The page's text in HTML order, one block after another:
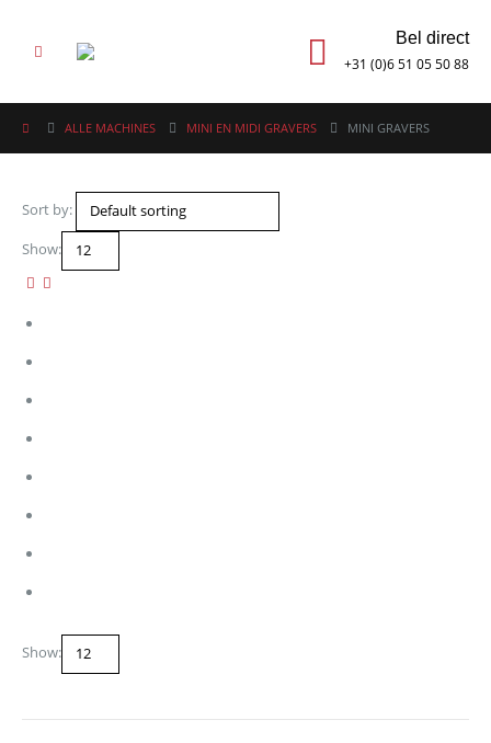
Bel direct
+31 (0)6 51 05 50 88
ALLE MACHINES MINI EN MIDI GRAVERS MINI GRAVERS
Sort by:
Show:
Show: